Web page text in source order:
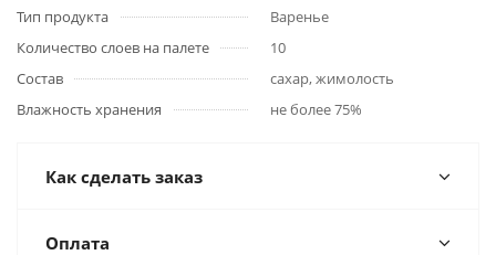
Тип продукта
Варенье
Количество слоев на палете
10
Состав
сахар, жимолость
Влажность хранения
не более 75%
Как сделать заказ
Оплата